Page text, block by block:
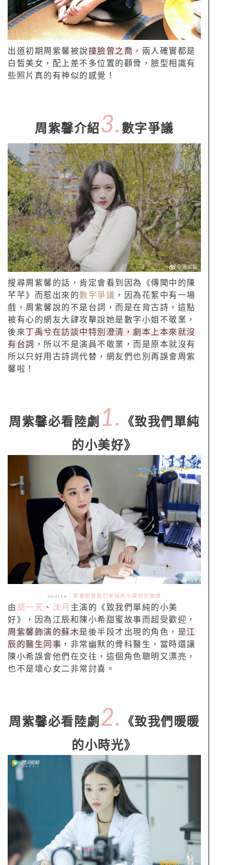
出道初期周紫馨被說撞臉曾之喬 ，兩人確實都是
白皙美女，配上差不多位置的顴骨，臉型相識有
些照片真的有神似的感覺！
周紫馨介紹 3. 數字爭議
搜尋周紫馨的話，肯定會看到因為《傳聞中的陳
芊芊》而惹出來的數字爭議 ，因為花絮中有一場
戲，周紫馨說的不是台詞，而是在背古詩，這點
被有心的網友大肆攻擊說她是數字小姐不敬業，
後來
丁禹兮在訪談中特別澄清，劇本上本來就沒
有台詞
，所以不是演員不敬業，而是原本就沒有
所以只好用古詩詞代替，網友們也別再誤會周紫
馨啦！
周紫馨必看陸劇 1.
《致我們單純
的小美好》
source： 青春剧致我们单纯的小美好＠微博
由 胡一天 、 沈月 主演的《致我們單純的小美
好》，因為江辰和陳小希甜蜜故事而超受歡迎，
周紫馨飾演的蘇木是後半段才出現的角色，是江
辰的醫生同事 ，非常幽默的骨科醫生，當時還讓
陳小希誤會他們在交往，這個角色聰明又漂亮，
也不是壞心女二非常討喜。
周紫馨必看陸劇 2.
《致我們暖暖
的小時光》